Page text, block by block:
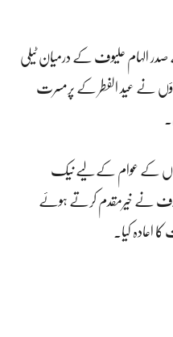
صدر الہام علیوف کے درمیان ٹیلی
نے عید الفطر کے پرمسرت
کے عوام کے لیے نیک
نے خیرمقدم کرتے ہوئے
اعادہ کیا۔